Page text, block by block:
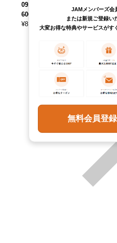
0916 【中古】 【2
60619】
¥8,690 (税込)
60619】
8,690(税
JAMメンバーズ会
または新規ご登録い
大変お得な特典やサービスがす
無料会員登